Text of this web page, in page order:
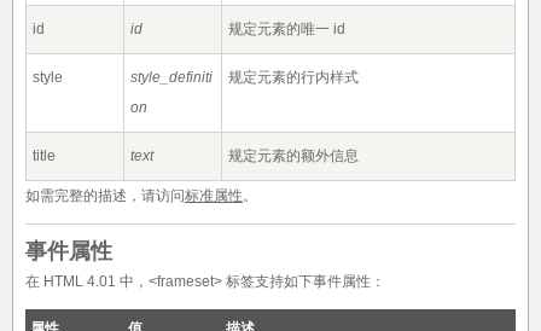
id id 规定元素的唯一 id
style
style_definiti
on
规定元素的行内样式
title text 规定元素的额外信息
如需完整的描述，请访问标准属性。
事件属性
在 HTML 4.01 中，<frameset> 标签支持如下事件属性：